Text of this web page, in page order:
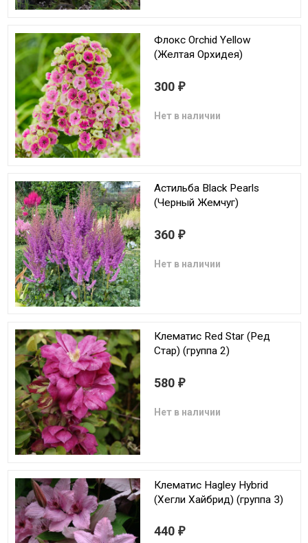
Флокс Orchid Yellow
(Желтая Орхидея)
300 ₽
Нет в наличии
Астильба Black Pearls
(Черный Жемчуг)
360 ₽
Нет в наличии
Клематис Red Star (Ред
Стар) (группа 2)
580 ₽
Нет в наличии
Клематис Hagley Hybrid
(Хегли Хайбрид) (группа 3)
440 ₽